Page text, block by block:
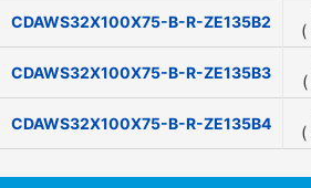
CDAWS32X100X75-B-R-ZE135B2
(
CDAWS32X100X75-B-R-ZE135B3
(
CDAWS32X100X75-B-R-ZE135B4
(